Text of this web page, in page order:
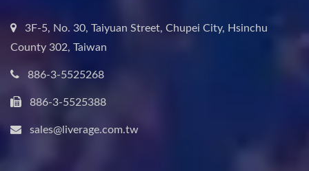
3F-5, No. 30, Taiyuan Street, Chupei City, Hsinchu
County 302, Taiwan
886-3-5525268
886-3-5525388
sales@liverage.com.tw